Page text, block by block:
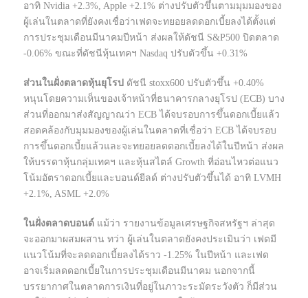
อาทิ Nvidia +2.3%, Apple +2.1% ต่างปรับตัวขึ้นตามมุมมองของ
ผู้เล่นในตลาดที่ยังคงเชื่อว่าเฟดจะทยอยลดดอกเบี้ยลงได้ตั้งแต่
การประชุมเดือนมีนาคมปีหน้า ส่งผลให้ดัชนี S&P500 ปิดตลาด
-0.06% ขณะที่ดัชนีหุ้นเทคฯ Nasdaq ปรับตัวขึ้น +0.31%
ส่วนในฝั่งตลาดหุ้นยุโรป ดัชนี stoxx600 ปรับตัวขึ้น +0.40%
หนุนโดยความเห็นของเจ้าหน้าที่ธนาคารกลางยุโรป (ECB) บาง
ส่วนที่ออกมาส่งสัญญาณว่า ECB ได้จบรอบการขึ้นดอกเบี้ยแล้ว
สอดคล้องกับมุมมองของผู้เล่นในตลาดที่เชื่อว่า ECB ได้จบรอบ
การขึ้นดอกเบี้ยแล้วและจะทยอยลดดอกเบี้ยลงได้ในปีหน้า ส่งผล
ให้บรรดาหุ้นกลุ่มเทคฯ และหุ้นสไตล์ Growth ที่อ่อนไหวต่อแนว
โน้มอัตราดอกเบี้ยและบอนด์ยีลด์ ต่างปรับตัวขึ้นได้ อาทิ LVMH
+2.1%, ASML +2.0%
ในฝั่งตลาดบอนด์ แม้ว่า รายงานข้อมูลเศรษฐกิจสหรัฐฯ ล่าสุด
จะออกมาผสมผสาน ทว่า ผู้เล่นในตลาดยังคงประเมินว่า เฟดมี
แนวโน้มที่จะลดดอกเบี้ยลงได้ราว -1.25% ในปีหน้า และเฟด
อาจเริ่มลดดอกเบี้ยในการประชุมเดือนมีนาคม นอกจากนี้
บรรยากาศในตลาดการเงินที่อยู่ในภาวะระมัดระวังตัว ก็มีส่วน